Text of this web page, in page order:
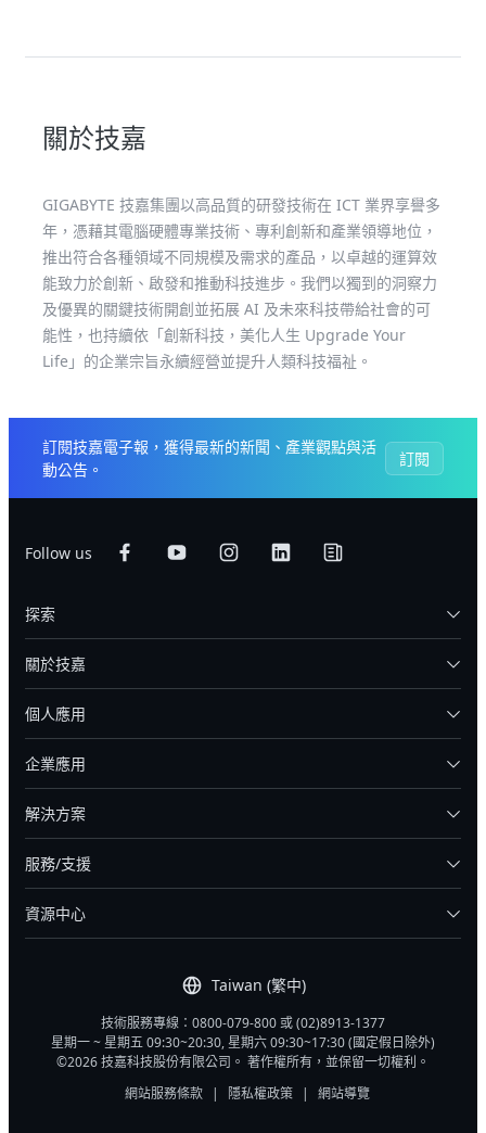
關於技嘉
GIGABYTE 技嘉集團以高品質的研發技術在 ICT 業界享譽多
年，憑藉其電腦硬體專業技術、專利創新和產業領導地位，
推出符合各種領域不同規模及需求的產品，以卓越的運算效
能致力於創新、啟發和推動科技進步。我們以獨到的洞察力
及優異的關鍵技術開創並拓展 AI 及未來科技帶給社會的可
能性，也持續依「創新科技，美化人生 Upgrade Your
Life」的企業宗旨永續經營並提升人類科技福祉。
訂閱技嘉電子報，獲得最新的新聞、產業觀點與活
動公告。
訂閱
Follow us
Taiwan (繁中)
探索
關於技嘉
個人應用
企業應用
解決方案
服務/支援
資源中心
技術服務專線：0800-079-800 或 (02)8913-1377
星期一 ~ 星期五 09:30~20:30, 星期六 09:30~17:30 (國定假日除外)
©2026 技嘉科技股份有限公司。 著作權所有，並保留一切權利。
網站服務條款
| 隱私權政策 | 網站導覽